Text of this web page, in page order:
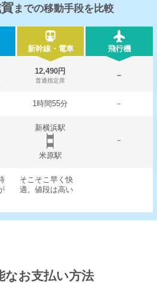
までの移動手段を比較
新幹線・電車 飛行機
12,490円
普通指定席
－
1時間55分 －
新横浜駅
－
米原駅
そこそこ早く快
適。値段は高い
なお支払い方法